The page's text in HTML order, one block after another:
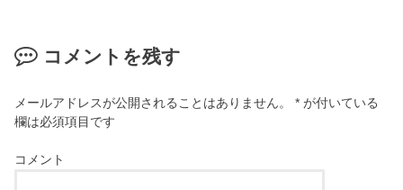
コメントを残す
メールアドレスが公開されることはありません。 * が付いている
欄は必須項目です
コメント